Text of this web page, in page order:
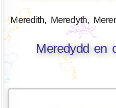
Meredith, Meredyth,
Meredydd en